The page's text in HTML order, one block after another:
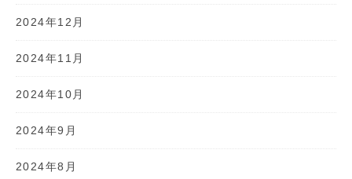
2024年12月
2024年11月
2024年10月
2024年9月
2024年8月